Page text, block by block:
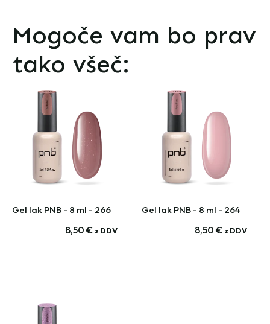
Mogoče vam bo prav
tako všeč:
Gel lak PNB - 8 ml - 266
8,50€ z DDV
Gel lak PNB - 8 ml - 264
8,50€ z DDV